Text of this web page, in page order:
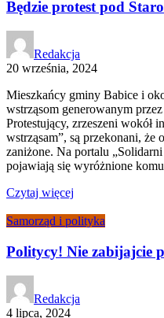
Będzie protest pod
Redakcja
20 września, 2024
Mieszkańcy gminy Babice i
wstrząsom generowanym
Protestujący, zrzeszeni wokół
wstrząsam”, są przekonani, że
zaniżone. Na portalu
pojawiają się wyróżnione
Czytaj więcej
Samorząd i polityka
Politycy! Nie zabijajcie
Redakcja
4 lipca, 2024